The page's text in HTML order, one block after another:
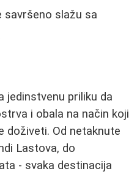
savršeno slažu sa
jedinstvenu priliku da
i obala na način koji
doživeti. Od netaknute
Lastova, do
- svaka destinacija